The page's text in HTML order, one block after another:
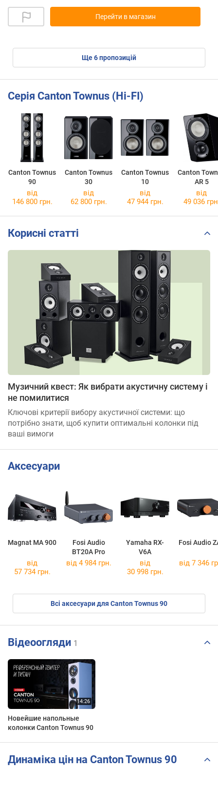
Перейти в магазин
ще6пропозицій
Серія Canton Townus (Hi-FI)
Canton Townus
90
Canton Townus
30
Canton Townus
10
Canton
AR 5
від
146 800 грн.
від
62 800 грн.
від
47 944 грн.
від
49 036
Корисні статті
Музичний квест: Як вибрати акустичну систему і
не помилитися
Ключові критерії вибору акустичної системи: що
потрібно знати, щоб купити оптимальні колонки під
ваші вимоги
Аксесуари
Magnat MA 900
Fosi Audio
BT20A Pro
Yamaha RX-
V6A
Fosi Audio
від
57 734 грн.
від 4 984 грн.
від
30 998 грн.
від 7 346
Всі аксесуари для Canton Townus 90
Відеоогляди 1
Новейшие напольные
колонки Canton Townus 90
Динаміка цін на Canton Townus 90